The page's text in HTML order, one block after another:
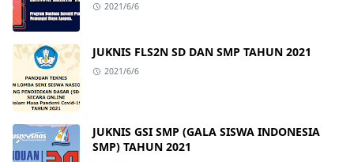
2021/6/6
JUKNIS FLS2N SD DAN SMP TAHUN 2021
2021/6/6
JUKNIS GSI SMP (GALA SISWA INDONESIA
SMP) TAHUN 2021